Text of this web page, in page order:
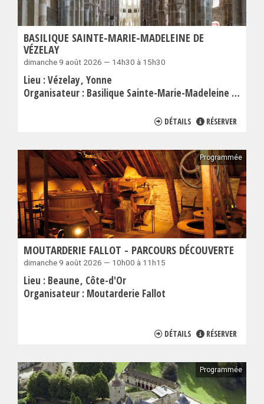
BASILIQUE SAINTE-MARIE-MADELEINE DE
VÉZELAY
dimanche 9 août 2026 — 14h30 à 15h30
Lieu :Vézelay Yonne
Organisateur : Basilique Sainte-Marie-Madeleine de Vézelay
DÉTAILS RÉSERVER
Programmée
MOUTARDERIE FALLOT - PARCOURS DÉCOUVERTE
dimanche 9 août 2026 — 10h00 à 11h15
Lieu : Beaune Côte-d'Or
Organisateur : Moutarderie Fallot
DÉTAILS RÉSERVER
Programmée